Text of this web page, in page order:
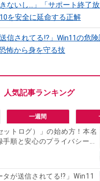
ないし…」「サポート終了
を安全に延命する正解
信されてる!?」Win11の危
怖から身を守る技
一週間
ットログ）」の始め方！本名
手順と安心のプライバシー...
タが送信されてる!?」Win11